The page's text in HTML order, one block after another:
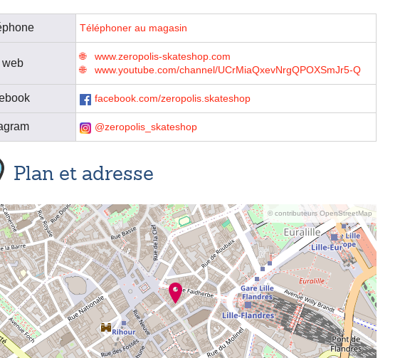
Téléphoner au magasin
web
www.zeropolis-skateshop.com
www.youtube.com/channel/UCrMiaQxevNrgQPOXSmJr5-Q
facebook.com/zeropolis.skateshop
@zeropolis_skateshop
Plan et adresse
© contributeurs OpenStreetMap